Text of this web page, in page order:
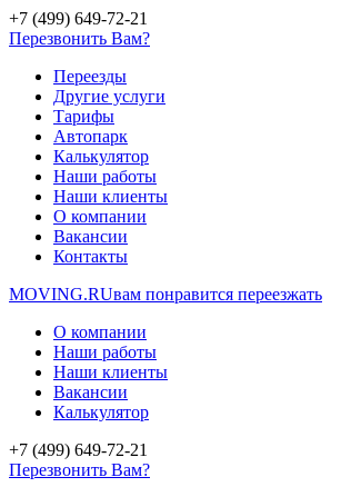
+7 (499) 649-72-21
Перезвонить Вам?
Переезды
Другие услуги
Тарифы
Автопарк
Калькулятор
Наши работы
Наши клиенты
О компании
Вакансии
Контакты
MOVING.RUвам понравится переезжать
О компании
Наши работы
Наши клиенты
Вакансии
Калькулятор
+7 (499) 649-72-21
Перезвонить Вам?